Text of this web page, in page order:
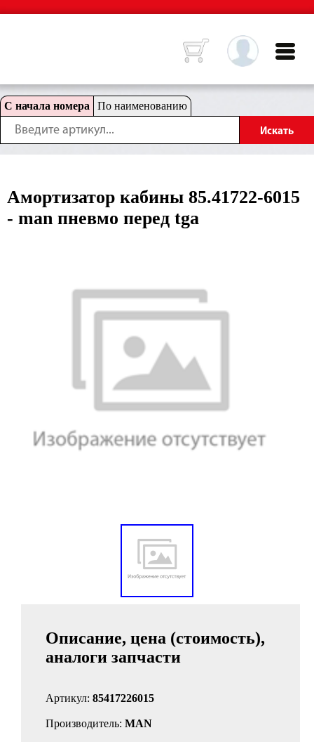
С начала номера По наименованию
Амортизатор кабины 85.41722-6015
- man пневмо перед tga
Описание, цена (стоимость),
аналоги запчасти
Артикул: 85417226015
Производитель: MAN